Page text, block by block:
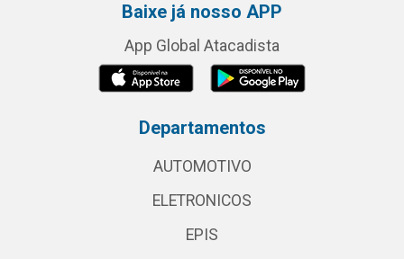
Baixe já nosso APP
App Global Atacadista
Departamentos
AUTOMOTIVO
ELETRONICOS
EPIS